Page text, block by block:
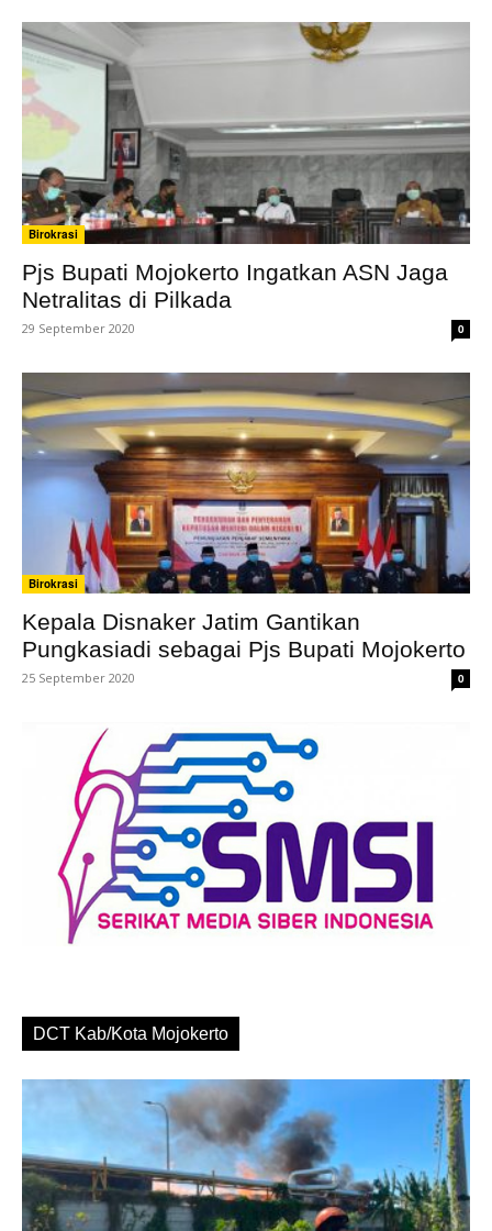
Birokrasi
Pjs Bupati Mojokerto Ingatkan ASN Jaga
Netralitas di Pilkada
29 September 2020 0
Birokrasi
Kepala Disnaker Jatim Gantikan
Pungkasiadi sebagai Pjs Bupati Mojokerto
25 September 2020 0
DCT Kab/Kota Mojokerto